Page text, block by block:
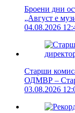
Броени дни
„Август е
04.08.2026
Старши
ОДМВР –
03.08.2026